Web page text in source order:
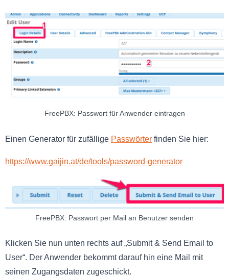
FreePBX: Passwort für Anwender eintragen
Einen Generator für zufällige Passwörter finden Sie hier:
https://www.gaijin.at/de/tools/password-generator
FreePBX: Passwort per Mail an Benutzer senden
Klicken Sie nun unten rechts auf „Submit & Send Email to
User“. Der Anwender bekommt darauf hin eine Mail mit
seinen Zugangsdaten zugeschickt.